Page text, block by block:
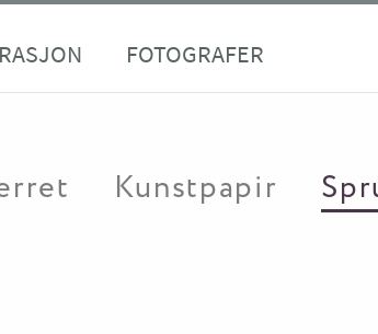
FOTOGRAFER
Kunstpapir